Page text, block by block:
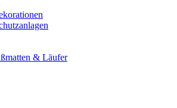
& Läufer